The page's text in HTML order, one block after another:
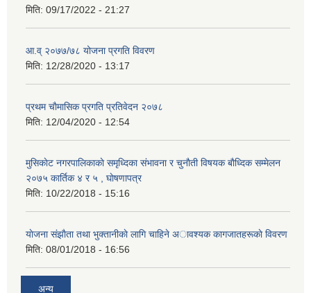
मिति: 09/17/2022 - 21:27
आ.व् २०७७/७८ योजना प्रगति विवरण
मिति: 12/28/2020 - 13:17
प्रथम चाैमासिक प्रगति प्रतिवेदन २०७८
मिति: 12/04/2020 - 12:54
मुसिकाेट नगरपालिकाकाे समृध्दिका संभावना र चुनाैती विषयक बाैध्दिक सम्मेलन
२०७५ कार्तिक ४ र ५ , घाेषणापत्र
मिति: 10/22/2018 - 15:16
याेजना संझाैता तथा भुक्तानीकाे लागि चाहिने अावश्यक कागजातहरूकाे विवरण
मिति: 08/01/2018 - 16:56
अन्य